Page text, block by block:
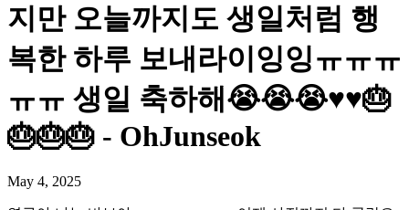
지만 오늘까지도 생일처럼 행
복한 하루 보내라이잉잉ㅠㅠㅠ
ㅠㅠ 생일 축하해😭😭😭♥️♥️🎂
🎂🎂🎂 - OhJunseok
May 4, 2025